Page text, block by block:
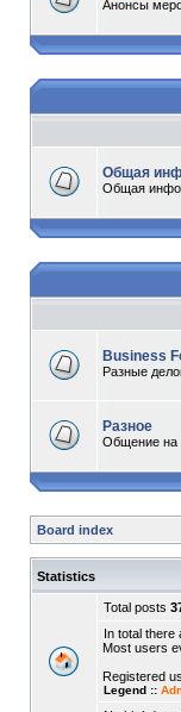
Анонсы
Общая
Общая
Business
Разные
Разное
Общение на
Board index
Statistics
Total posts
In total there
Most users
Registered
Legend ::